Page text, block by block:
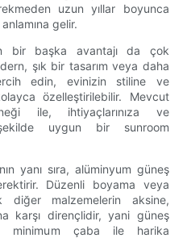
uzun yıllar boyunca
gelir.
bir başka avantajı da çok
şık bir tasarım veya daha
edin, evinizin stiline ve
özelleştirilebilir. Mevcut
ile, ihtiyaçlarınıza ve
uygun bir sunroom
yanı sıra, alüminyum güneş
Düzenli boyama veya
diğer malzemelerin aksine,
karşı dirençlidir, yani güneş
minimum çaba ile harika